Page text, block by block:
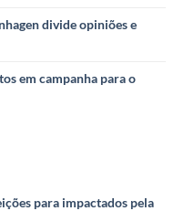
divide opiniões e
em campanha para o
para impactados pela